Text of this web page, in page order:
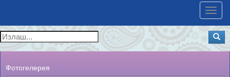
Фотогелерея